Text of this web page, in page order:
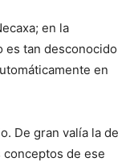
en la
es tan desconocido
en
De gran valía la de
de ese